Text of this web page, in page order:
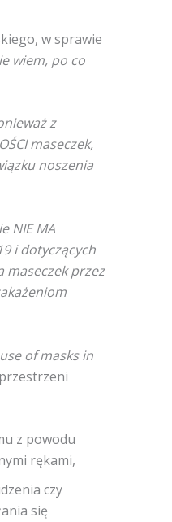
w sprawie
wiem, po co
z
maseczek,
noszenia
NIE MA
i dotyczących
maseczek przez
of masks in
z powodu
rękami,
czy
się